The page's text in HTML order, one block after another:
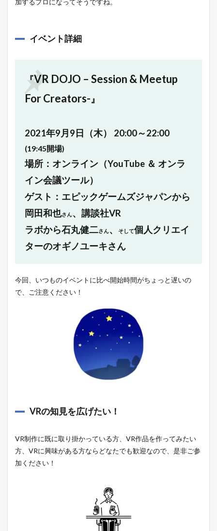
加するプロになってそうですね。
イベント詳細
『VR DOJO – Session & Meetup
For Creators-』
2021年9月9日（木） 20:00～22:00
(19:45開場)
場所：オンライン（YouTube ＆ オンラ
イン会議ツール）
ゲスト：エピックゲームズジャパンから
岡田和也さん、 講談社VR
ラボから石丸健二さん、 そして個人クリエイ
ターのオギノユーキさん
今回、いつものイベントに比べ開始時間がちょっと遅いの
で、ご注意ください！
VRの知見を広げたい！
VR制作に既に取り掛かっている方、VR作品を作ってみたい
方、VRに興味がある方ならどなたでも歓迎なので、是非ご参
加ください！